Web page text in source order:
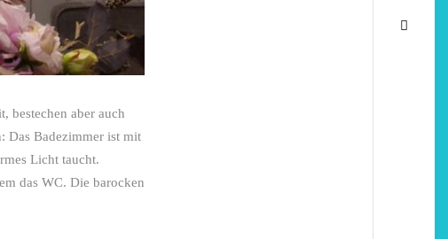
bestechen aber auch
Das Badezimmer ist mit
Licht taucht.
das WC. Die barocken